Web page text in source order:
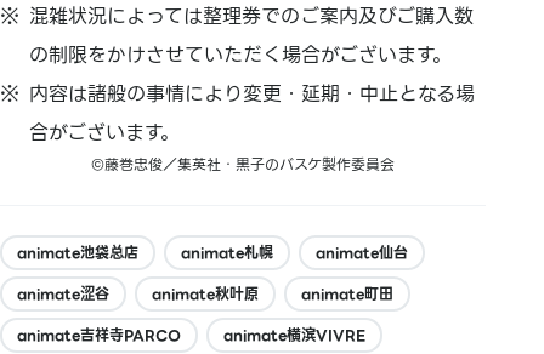
混雑状況によっては整理券でのご案内及びご購入数
の制限をかけさせていただく場合がございます。
内容は諸般の事情により変更・延期・中止となる場
合がございます。
©藤巻忠俊／集英社・黒子のバスケ製作委員会
animate池袋总店 animate札幌
animate仙台
animate涩谷
animate秋叶原
animate町田
animate吉祥寺PARCO
animate横滨VIVRE